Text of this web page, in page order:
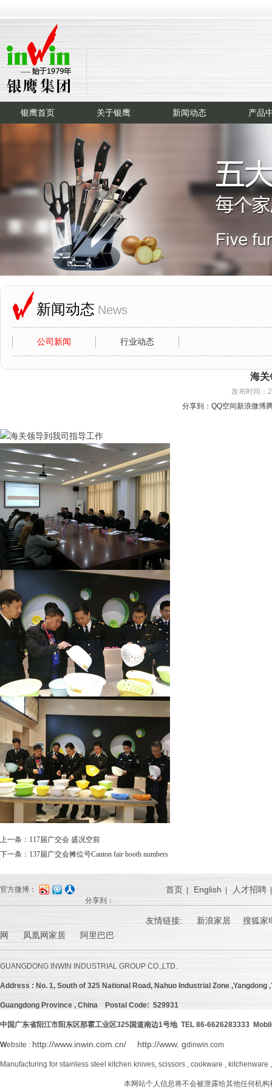
银鹰首页 关于银鹰 新闻动态 产品
新闻动态 News
公司新闻 行业动态
海关
发布时间
分享到： QQ空间新浪微博
海关领导到我司指导工作
上一条： 117届广交会 盛况空前
下一条： 137届广交会摊位号Canton fair booth numbers
官方微博：
分享到：
首页 English 人才招聘
友情链接: 新浪家居 搜狐家
网 凤凰网家居 阿里巴巴
GUANGDONG INWIN INDUSTRIAL GROUP CO.,LTD.
Address : No. 1, South of 325 National Road, Nahuo Industrial Zone ,Yangdong
Guangdong Province , China Postal Code: 529931
中国广东省阳江市阳东区那霍工业区325国道南边1号地 TEL 86-6626283333
Website : http://www.inwin.com.cn/ http://www. gdinwin.com
Manufacturing for stainless steel kitchen knives, scissors , cookware ,
本网站个人信息将不会被泄露给其他任何机